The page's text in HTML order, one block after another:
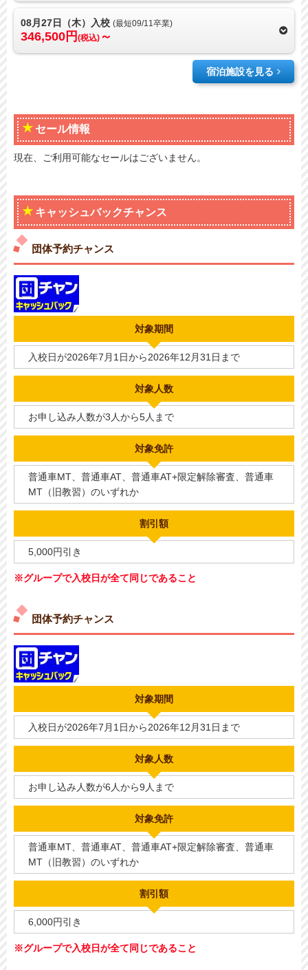
08月27日（木）入校 (最短09/11卒業)
346,500円 (税込) ～
宿泊施設を見る
セール情報
現在、ご利用可能なセールはございません。
キャッシュバックチャンス
団体予約チャンス
対象期間
入校日が2026年7月1日から2026年12月31日まで
対象人数
お申し込み人数が3人から5人まで
対象免許
普通車MT、普通車AT、普通車AT+限定解除審査、普通車
MT（旧教習）のいずれか
割引額
5,000円引き
※グループで入校日が全て同じであること
団体予約チャンス
対象期間
入校日が2026年7月1日から2026年12月31日まで
対象人数
お申し込み人数が6人から9人まで
対象免許
普通車MT、普通車AT、普通車AT+限定解除審査、普通車
MT（旧教習）のいずれか
割引額
6,000円引き
※グループで入校日が全て同じであること